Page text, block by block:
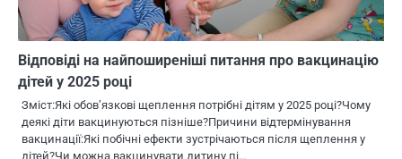
Відповіді на найпоширеніші питання про вакцинацію
дітей у 2025 році
Зміст:Які обов’язкові щеплення потрібні дітям у 2025 році?Чому
деякі діти вакцинуються пізніше?Причини відтермінування
вакцинації:Які побічні ефекти зустрічаються після щеплення у
дітей?Чи можна вакцинувати дитину пі…